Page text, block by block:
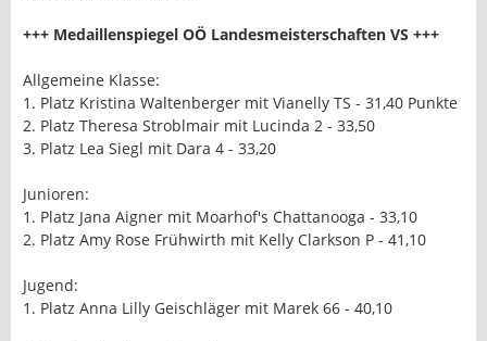
+++ Medaillenspiegel OÖ Landesmeisterschaften VS +++
Allgemeine Klasse:
1. Platz Kristina Waltenberger mit Vianelly TS - 31,40 Punkte
2. Platz Theresa Stroblmair mit Lucinda 2 - 33,50
3. Platz Lea Siegl mit Dara 4 - 33,20
Junioren:
1. Platz Jana Aigner mit Moarhof's Chattanooga - 33,10
2. Platz Amy Rose Frühwirth mit Kelly Clarkson P - 41,10
Jugend:
1. Platz Anna Lilly Geischläger mit Marek 66 - 40,10